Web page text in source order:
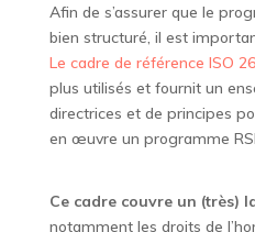
Afin de s’assurer que le
bien structuré, il est
Le cadre de référence ISO
plus utilisés et fournit un
directrices et de principes
en œuvre un programme
Ce cadre couvre un (très)
notamment les droits de